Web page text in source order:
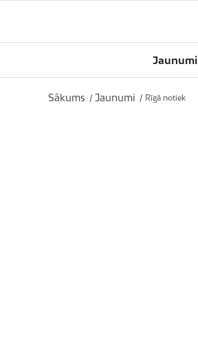
Jaunumi
Sākums / Jaunumi / Rīgā notiek